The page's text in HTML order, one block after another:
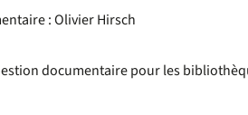
: Olivier Hirsch
documentaire pour les